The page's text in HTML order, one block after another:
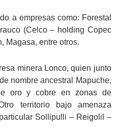
a empresas como: Forestal
(Celco – holding Copec
Magasa, entre otros.
minera Lonco, quien junto
nombre ancestral Mapuche,
oro y cobre en zonas de
territorio bajo amenaza
Sollipulli – Reigolil –